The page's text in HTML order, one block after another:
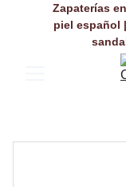
Zapaterías
piel español